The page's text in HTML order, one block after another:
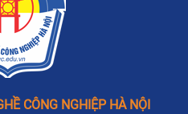
CÔNG NGHIỆP HÀ NỘI